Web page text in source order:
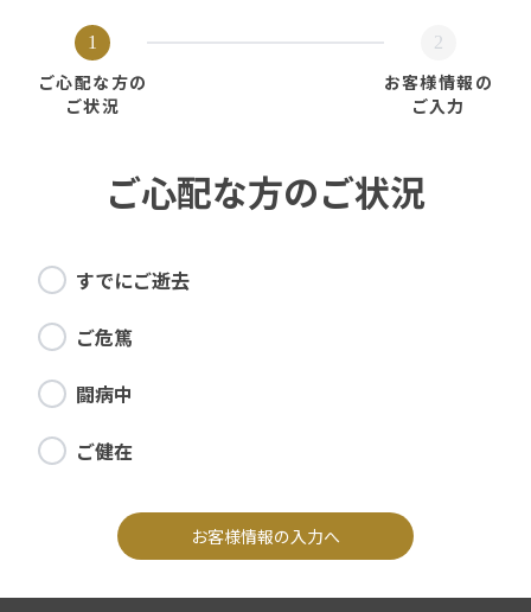
1
ご心配な方の
ご状況
2
お客様情報の
ご入力
ご心配な方のご状況
すでにご逝去
ご危篤
闘病中
ご健在
お客様情報の入力へ